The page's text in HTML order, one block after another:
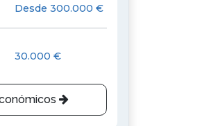
Desde 300.000 €
30.000 €